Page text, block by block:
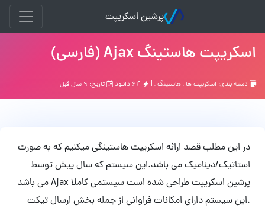
پرشین اسکریپت
اسکریپت هاستینگ Ajax (فارسی)
دسته بندی: اسکریپت ها,هاستينگ, | تاریخ: ۹ سال قبل
در این مطلب قصد ارائه اسکریپت هاستینگی میکنیم که به صورت
استاتیک/دینامیک می باشد.این سیستم که سال پیش توسط
پرشین اسکریپت طراحی شده است سیستمی کاملا Ajax می باشد
.این سیستم دارای امکانات فراوانی از جمله بخش ارسال تیکت